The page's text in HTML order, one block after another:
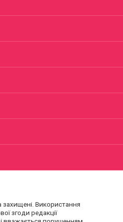
Використання
згоди редакції